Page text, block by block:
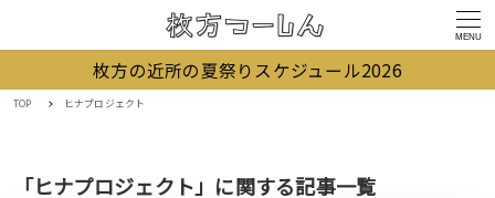
MENU
枚方の近所の夏祭りスケジュール2026
TOP ヒナプロジェクト
「ヒナプロジェクト」に関する記事一覧